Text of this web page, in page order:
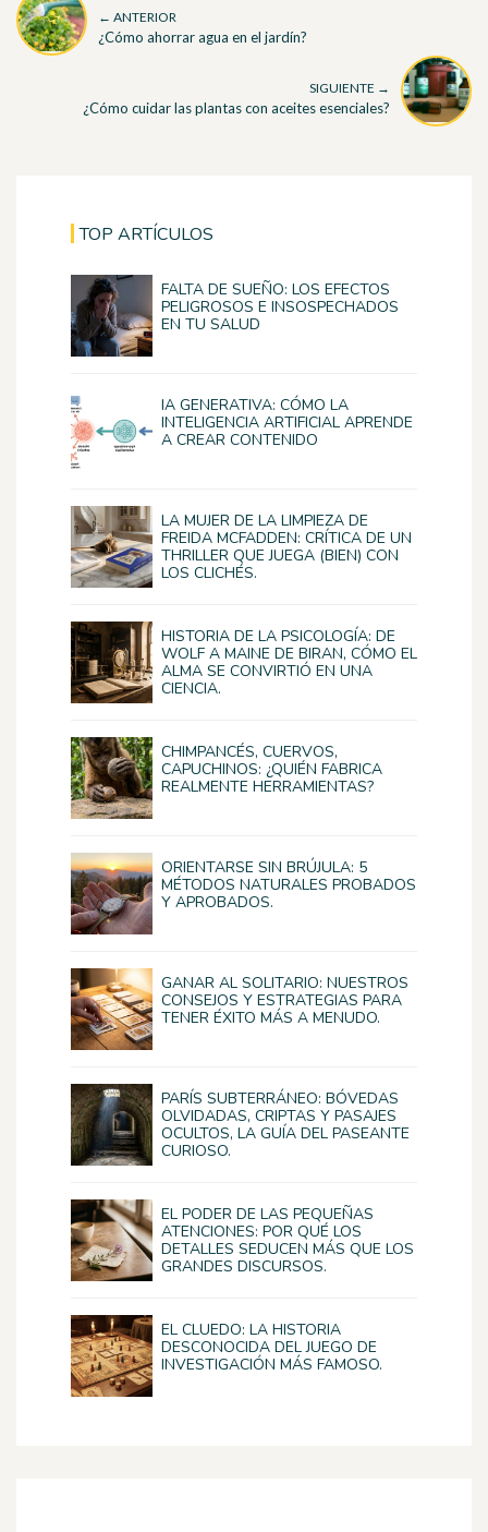
← ANTERIOR
¿Cómo ahorrar agua en el jardín?
SIGUIENTE →
¿Cómo cuidar las plantas con aceites esenciales?
TOP ARTÍCULOS
FALTA DE SUEÑO: LOS EFECTOS
PELIGROSOS E INSOSPECHADOS
EN TU SALUD
IA GENERATIVA: CÓMO LA
INTELIGENCIA ARTIFICIAL APRENDE
A CREAR CONTENIDO
LA MUJER DE LA LIMPIEZA DE
FREIDA MCFADDEN: CRÍTICA DE UN
THRILLER QUE JUEGA (BIEN) CON
LOS CLICHÉS.
HISTORIA DE LA PSICOLOGÍA: DE
WOLF A MAINE DE BIRAN, CÓMO EL
ALMA SE CONVIRTIÓ EN UNA
CIENCIA.
CHIMPANCÉS, CUERVOS,
CAPUCHINOS: ¿QUIÉN FABRICA
REALMENTE HERRAMIENTAS?
ORIENTARSE SIN BRÚJULA: 5
MÉTODOS NATURALES PROBADOS
Y APROBADOS.
GANAR AL SOLITARIO: NUESTROS
CONSEJOS Y ESTRATEGIAS PARA
TENER ÉXITO MÁS A MENUDO.
PARÍS SUBTERRÁNEO: BÓVEDAS
OLVIDADAS, CRIPTAS Y PASAJES
OCULTOS, LA GUÍA DEL PASEANTE
CURIOSO.
EL PODER DE LAS PEQUEÑAS
ATENCIONES: POR QUÉ LOS
DETALLES SEDUCEN MÁS QUE LOS
GRANDES DISCURSOS.
EL CLUEDO: LA HISTORIA
DESCONOCIDA DEL JUEGO DE
INVESTIGACIÓN MÁS FAMOSO.